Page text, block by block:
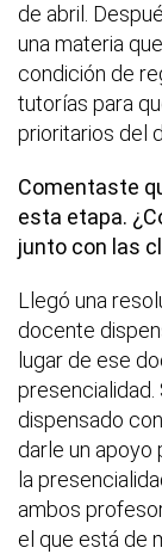
de abril.
una materia
condición de
tutorías para
prioritarios del
Comentaste
esta etapa.
junto con las
Llegó una
docente
lugar de ese
dispensado
darle un apoyo
la
ambos
el que está de